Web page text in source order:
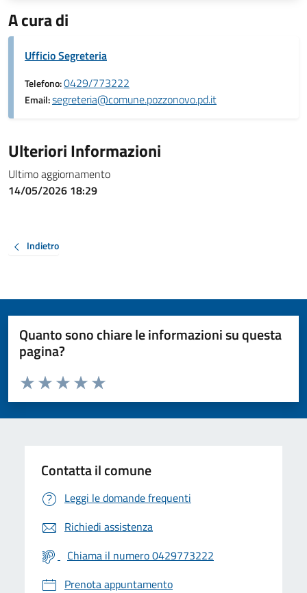
A cura di
Ufficio Segreteria
Telefono:0429/773222
Email:segreteria@comune.pozzonovo.pd.it
Ulteriori Informazioni
Ultimo aggiornamento
14/05/2026 18:29
Indietro
Quanto sono chiare le informazioni su questa
pagina?
Valuta da 1 a 5 stelle la pagina
Valuta 5 stelle su 5
Valuta 4 stelle su 5
Valuta 3 stelle su 5
Valuta 2 stelle su 5
Valuta 1 stelle su 5
Contatta il comune
Leggi le domande frequenti
Richiedi assistenza
Chiama il numero 0429773222
Prenota appuntamento